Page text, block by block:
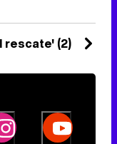
rescate' (2)